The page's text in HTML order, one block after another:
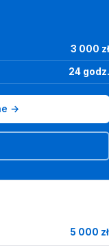
3 000 zł
24 godz.
→
5 000 zł